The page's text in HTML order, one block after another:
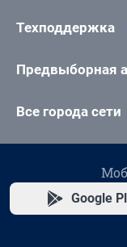
Техподдержка
Предвыборная
Все города сети
Google